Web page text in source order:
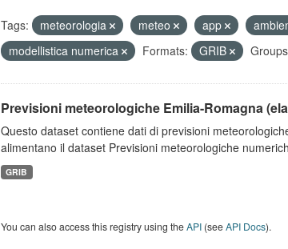
Tags: meteorologia meteo app
modellistica numerica
Formats: GRIB
Previsioni meteorologiche Emilia-Romagna
Questo dataset contiene dati di previsioni
alimentano il dataset Previsioni meteorologiche
GRIB
You can also access this registry using theAPI(seeAPI Docs).